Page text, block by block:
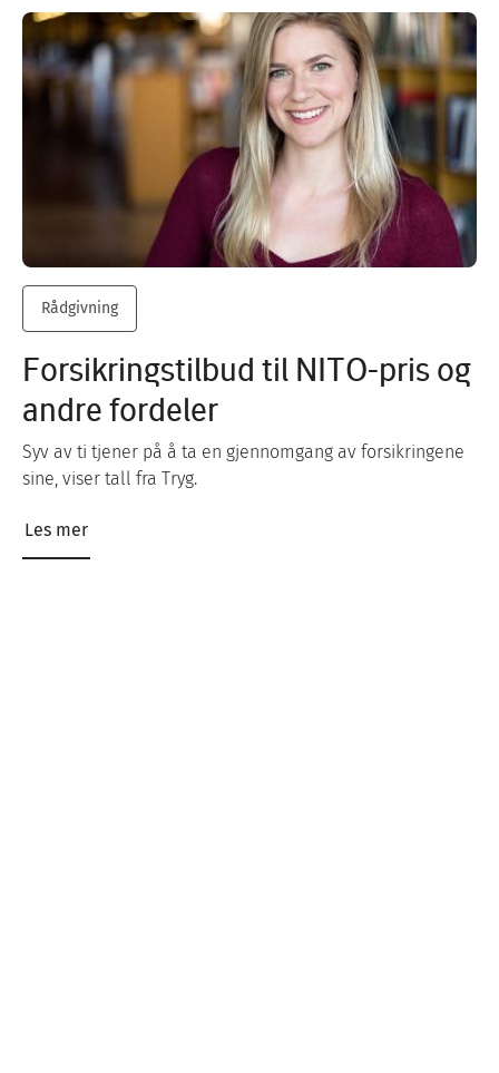
Rådgivning
Forsikringstilbud til NITO-pris og
andre fordeler
Syv av ti tjener på å ta en gjennomgang av forsikringene
sine, viser tall fra Tryg.
Les mer